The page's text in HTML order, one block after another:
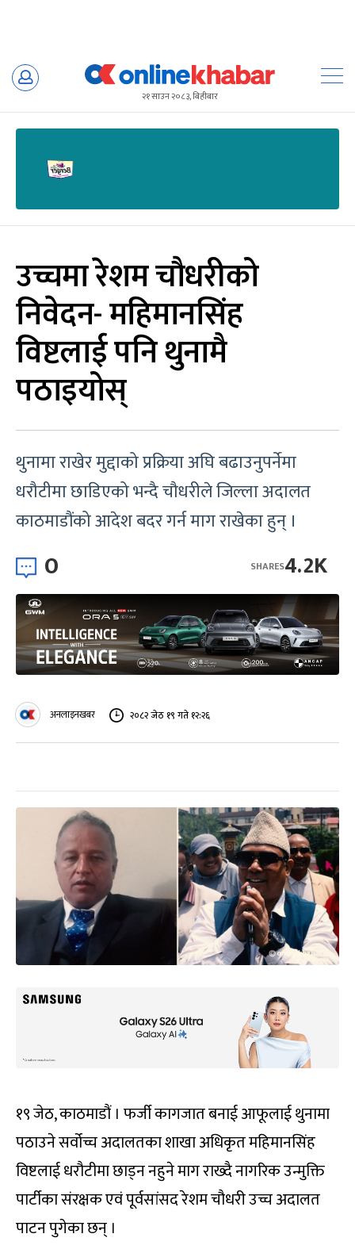
Skip
२१ साउन २०८३, बिहीबार
उच्चमा रेशम चौधरीको
निवेदन- महिमानसिंह
विष्टलाई पनि थुनामै
पठाइयोस्
थुनामा राखेर मुद्दाको प्रक्रिया अघि बढाउनुपर्नेमा
धरौटीमा छाडिएको भन्दै चौधरीले जिल्ला अदालत
काठमाडौंको आदेश बदर गर्न माग राखेका हुन् ।
0 4.2K
SHARES
अनलाइनखबर २०८२ जेठ १९ गते १२:२६
१९ जेठ, काठमाडौं । फर्जी कागजात बनाई आफूलाई थुनामा
पठाउने सर्वोच्च अदालतका शाखा अधिकृत महिमानसिंह
विष्टलाई धरौटीमा छाड्न नहुने माग राख्दै नागरिक उन्मुक्ति
पार्टीका संरक्षक एवं पूर्वसांसद रेशम चौधरी उच्च अदालत
पाटन पुगेका छन् ।